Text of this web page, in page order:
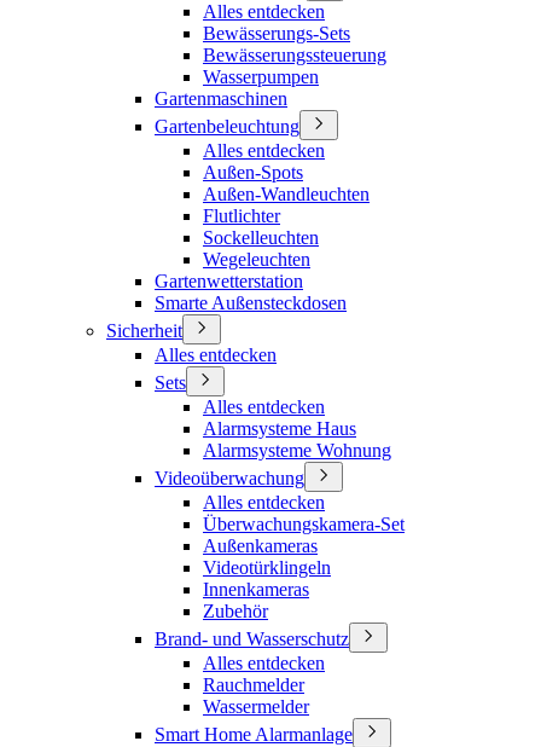
Alles entdecken
Bewässerungs-Sets
Bewässerungssteuerung
Wasserpumpen
Gartenmaschinen
Gartenbeleuchtung
Alles entdecken
Außen-Spots
Außen-Wandleuchten
Flutlichter
Sockelleuchten
Wegeleuchten
Gartenwetterstation
Smarte Außensteckdosen
Sicherheit
Alles entdecken
Sets
Alles entdecken
Alarmsysteme Haus
Alarmsysteme Wohnung
Videoüberwachung
Alles entdecken
Überwachungskamera-Set
Außenkameras
Videotürklingeln
Innenkameras
Zubehör
Brand- und Wasserschutz
Alles entdecken
Rauchmelder
Wassermelder
Smart Home Alarmanlage